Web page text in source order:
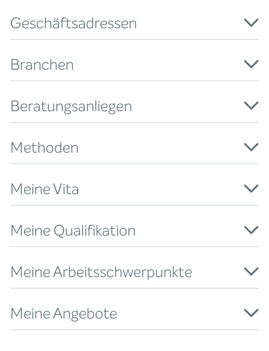
Geschäftsadressen
Branchen
Beratungsanliegen
Methoden
Meine Vita
Meine Qualifikation
Meine Arbeitsschwerpunkte
Meine Angebote